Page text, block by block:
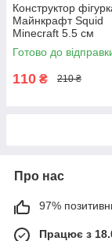
Конструктор
Майнкрафт Squid
Minecraft 5.5 см
Готово до
110 ₴ 210 ₴
Про нас
97%
Працює з